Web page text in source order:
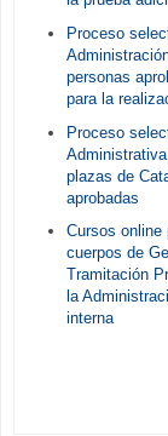
Proceso
personas
para la
Proceso
plazas de
aprobadas
Cursos online
cuerpos de
Tramitación
la
interna